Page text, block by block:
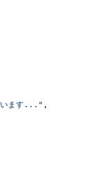
います..." ,